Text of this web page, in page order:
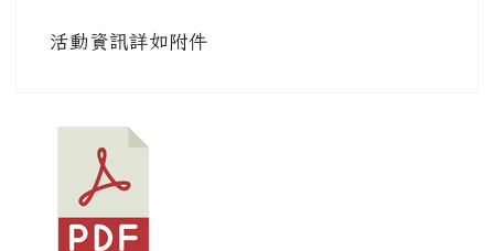
活動資訊詳如附件